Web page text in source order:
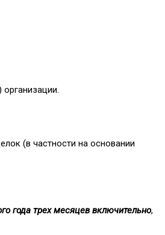
(в частности на основании
года трех месяцев включительно,